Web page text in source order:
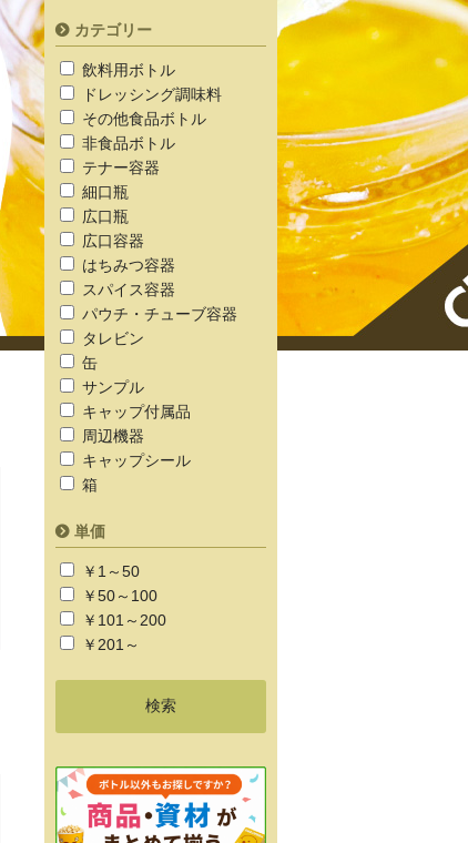
カテゴリー
飲料用ボトル
ドレッシング調味料
その他食品ボトル
非食品ボトル
テナー容器
細口瓶
広口瓶
広口容器
はちみつ容器
スパイス容器
パウチ・チューブ容器
タレビン
缶
サンプル
キャップ付属品
周辺機器
キャップシール
箱
単価
￥1～50
￥50～100
￥101～200
￥201～